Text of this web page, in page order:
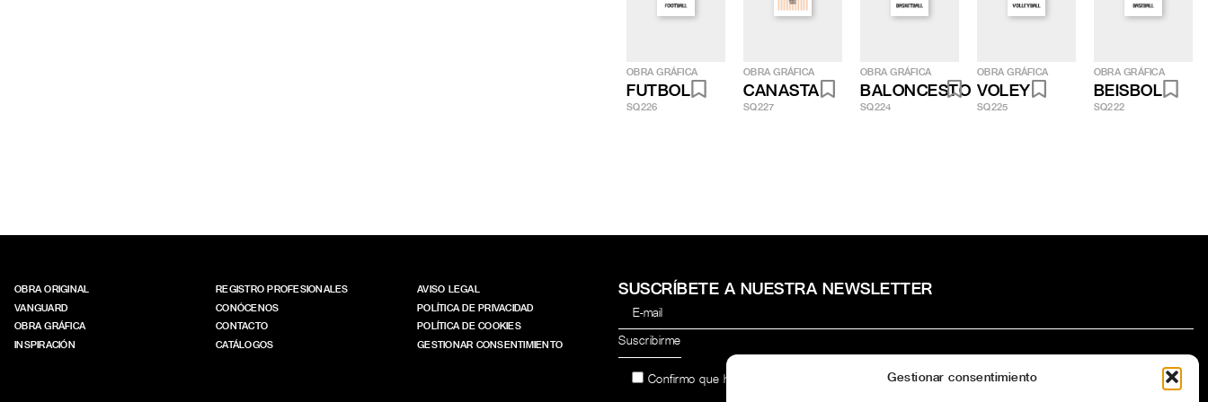
Gestionar consentimiento
OBRA GRÁFICA
FUTBOL
SQ226
OBRA GRÁFICA
CANASTA
SQ227
OBRA GRÁFICA
BALONCESTO
SQ224
OBRA GRÁFICA
VOLEY
SQ225
OBRA GRÁFICA
BEISBOL
SQ222
OBRA ORIGINAL
VANGUARD
OBRA GRÁFICA
INSPIRACIÓN
REGISTRO PROFESIONALES
CONÓCENOS
CONTACTO
CATÁLOGOS
AVISO LEGAL
POLÍTICA DE PRIVACIDAD
POLÍTICA DE COOKIES
GESTIONAR CONSENTIMIENTO
SUSCRÍBETE A NUESTRA NEWSLETTER
Confirmo que he leído y acepto la Política de privacidad del sitio web.